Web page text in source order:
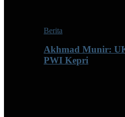
Berita
Akhmad Munir:
PWI Kepri